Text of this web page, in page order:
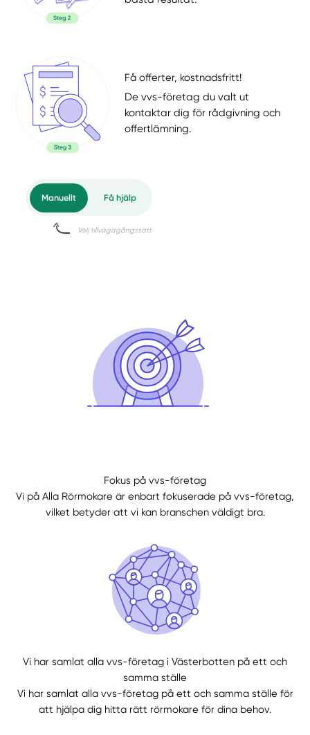
Få offerter, kostnadsfritt!
De vvs-företag du valt ut
kontaktar dig för rådgivning och
offertlämning.
Manuellt Få hjälp
Välj tillvägagångssätt
Fokus på vvs-företag
Vi på Alla Rörmokare är enbart fokuserade på vvs-företag,
vilket betyder att vi kan branschen väldigt bra.
Vi har samlat alla vvs-företag i Västerbotten på ett och
samma ställe
Vi har samlat alla vvs-företag på ett och samma ställe för
att hjälpa dig hitta rätt rörmokare för dina behov.